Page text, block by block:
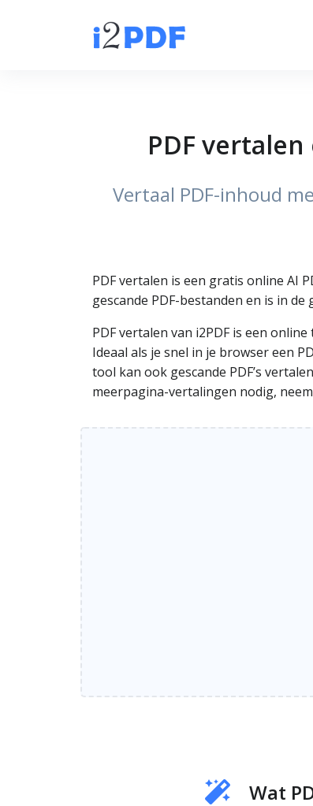
PDF
Vertaal PDF-inhoud
PDF vertalen is een gratis online AI
gescande PDF-bestanden en is in
PDF vertalen van i2PDF is een
Ideaal als je snel in je browser een
tool kan ook gescande PDF’s
meerpagina-vertalingen nodig,
Wat